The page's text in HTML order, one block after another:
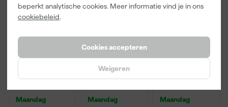
beperkt analytische cookies. Meer informatie vind je in ons
cookiebeleid.
Cookies accepteren
Weigeren
Lucamax
Maandag
Go!Paint
15 x 32 cm + 5
Maandag
Maandag